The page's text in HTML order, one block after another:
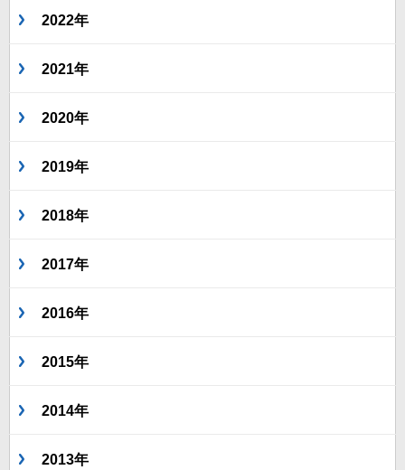
2022年
2021年
2020年
2019年
2018年
2017年
2016年
2015年
2014年
2013年